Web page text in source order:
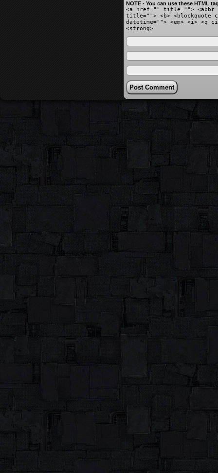
NOTE - You can use these HTML
<a href="" title=""> <abbr
title=""> <b> <blockquote
datetime=""> <em> <i> <q
<strong>